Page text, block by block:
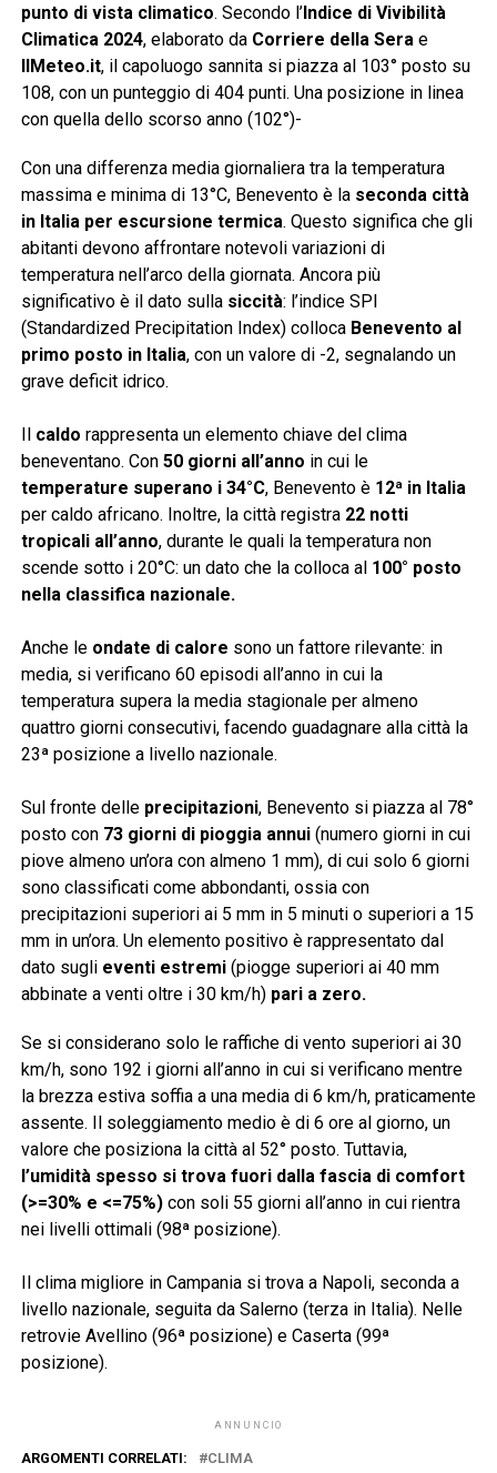
punto di vista climatico. Secondo l’Indice di Vivibilità
Climatica 2024, elaborato da Corriere della Serae
IlMeteo.it, il capoluogo sannita si piazza al 103° posto su
108, con un punteggio di 404 punti. Una posizione in linea
con quella dello scorso anno (102°)-
Con una differenza media giornaliera tra la temperatura
massima e minima di 13°C, Benevento è la seconda città
in Italia per escursione termica. Questo significa che gli
abitanti devono affrontare notevoli variazioni di
temperatura nell’arco della giornata. Ancora più
significativo è il dato sulla siccità: l’indice SPI
(Standardized Precipitation Index) colloca Benevento al
primo posto in Italia, con un valore di -2, segnalando un
grave deficit idrico.
Il caldo rappresenta un elemento chiave del clima
beneventano. Con 50 giorni all’anno in cui le
temperature superano i 34°C, Benevento è 12ª in Italia
per caldo africano. Inoltre, la città registra 22 notti
tropicali all’anno, durante le quali la temperatura non
scende sotto i 20°C: un dato che la colloca al 100° posto
nella classifica nazionale.
Anche le ondate di calore sono un fattore rilevante: in
media, si verificano 60 episodi all’anno in cui la
temperatura supera la media stagionale per almeno
quattro giorni consecutivi, facendo guadagnare alla città la
23ª posizione a livello nazionale.
Sul fronte delle precipitazioni, Benevento si piazza al 78°
posto con 73 giorni di pioggia annui(numero giorni in cui
piove almeno un’ora con almeno 1 mm), di cui solo 6 giorni
sono classificati come abbondanti, ossia con
precipitazioni superiori ai 5 mm in 5 minuti o superiori a 15
mm in un’ora. Un elemento positivo è rappresentato dal
dato sugli eventi estremi(piogge superiori ai 40 mm
abbinate a venti oltre i 30 km/h) pari a zero.
Se si considerano solo le raffiche di vento superiori ai 30
km/h, sono 192 i giorni all’anno in cui si verificano mentre
la brezza estiva soffia a una media di 6 km/h, praticamente
assente. Il soleggiamento medio è di 6 ore al giorno, un
valore che posiziona la città al 52° posto. Tuttavia,
l’umidità spesso si trova fuori dalla fascia di comfort
(>=30% e <=75%) con soli 55 giorni all’anno in cui rientra
nei livelli ottimali (98ª posizione).
Il clima migliore in Campania si trova a Napoli, seconda a
livello nazionale, seguita da Salerno (terza in Italia). Nelle
retrovie Avellino (96ª posizione) e Caserta (99ª
posizione).
ANNUNCIO
ARGOMENTI CORRELATI: CLIMA